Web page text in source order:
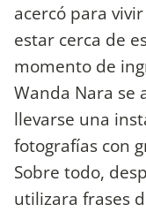
acercó para
estar cerca de
momento de
Wanda Nara se
llevarse una
fotografías con
Sobre todo,
utilizara frases